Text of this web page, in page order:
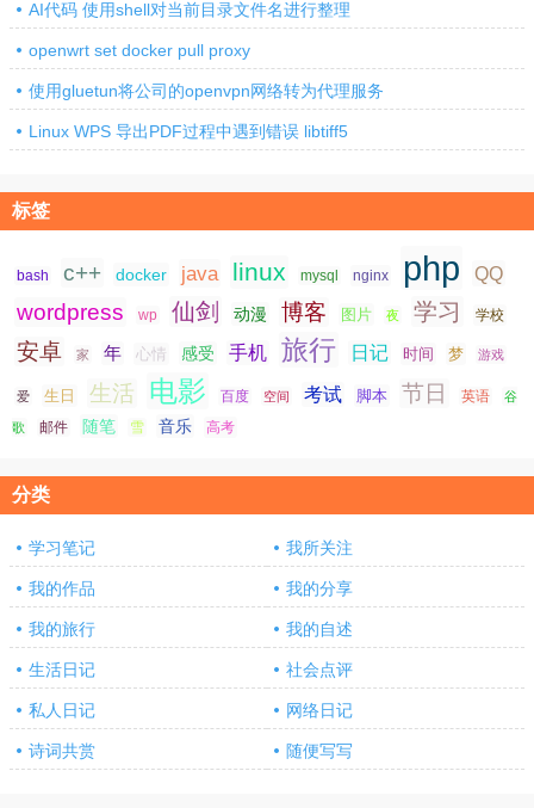
AI代码 使用shell对当前目录文件名进行整理
openwrt set docker pull proxy
使用gluetun将公司的openvpn网络转为代理服务
Linux WPS 导出PDF过程中遇到错误 libtiff5
标签
bash c++ docker java linux mysql nginx php QQ
wordpress wp 仙剑 动漫 博客 图片 夜 学习 学校
安卓 家 年 心情 感受 手机 旅行 日记 时间 梦 游戏
爱 生日 生活 电影 百度 空间 考试 脚本 节日 英语 谷
歌 邮件 随笔 雪 音乐 高考
分类
学习笔记 我所关注
我的作品 我的分享
我的旅行 我的自述
生活日记 社会点评
私人日记 网络日记
诗词共赏 随便写写